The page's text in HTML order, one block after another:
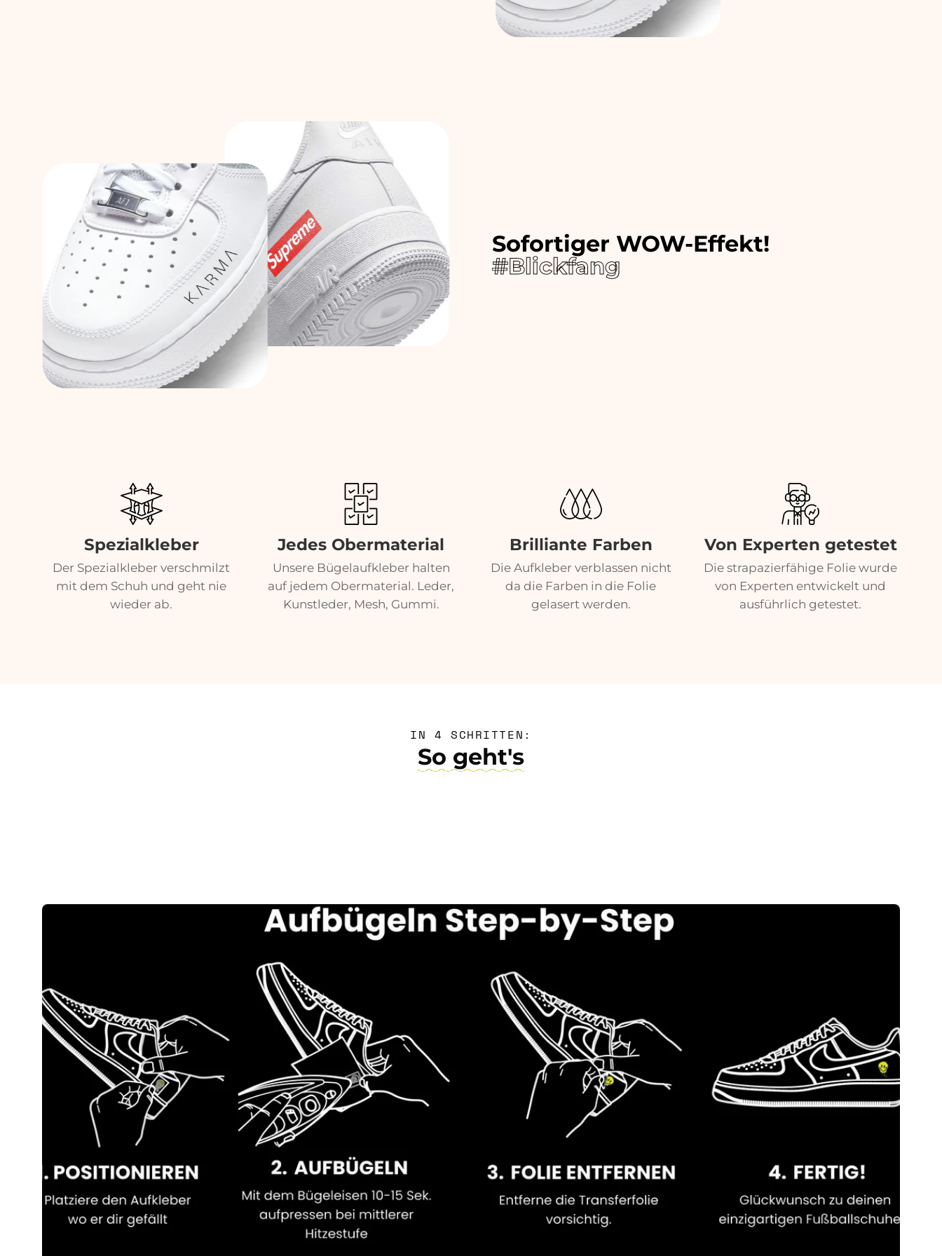
Sofortiger WOW-Effekt!
#Blickfang
Spezialkleber
Der Spezialkleber verschmilzt
mit dem Schuh und geht nie
wieder ab.
Jedes Obermaterial
Unsere Bügelaufkleber halten
auf jedem Obermaterial. Leder,
Kunstleder, Mesh, Gummi.
Brilliante Farben
Die Aufkleber verblassen nicht
da die Farben in die Folie
gelasert werden.
Von Experten getestet
Die strapazierfähige Folie wurde
von Experten entwickelt und
ausführlich getestet.
IN 4 SCHRITTEN:
So geht's